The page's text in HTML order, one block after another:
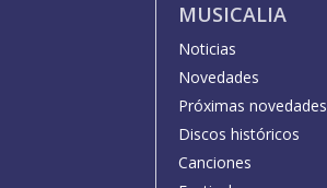
MUSICALIA
Noticias
Novedades
Próximas novedades
Discos históricos
Canciones